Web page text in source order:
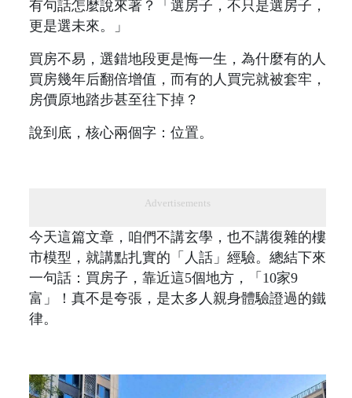
有句話怎麼說來著？「選房子，不只是選房子，
更是選未來。」
買房不易，選錯地段更是悔一生，為什麼有的人
買房幾年后翻倍增值，而有的人買完就被套牢，
房價原地踏步甚至往下掉？
說到底，核心兩個字：位置。
Advertisements
今天這篇文章，咱們不講玄學，也不講復雜的樓
市模型，就講點扎實的「人話」經驗。總結下來
一句話：買房子，靠近這5個地方，「10家9
富」！真不是夸張，是太多人親身體驗證過的鐵
律。